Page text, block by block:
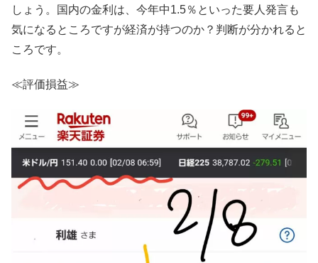
しょう。国内の金利は、今年中1.5％といった要人発言も
気になるところですが経済が持つのか？判断が分かれると
ころです。
≪評価損益≫